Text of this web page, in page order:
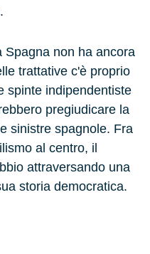
Spagna non ha ancora
trattative c'è proprio
spinte indipendentiste
pregiudicare la
sinistre spagnole. Fra
al centro, il
attraversando una
storia democratica.